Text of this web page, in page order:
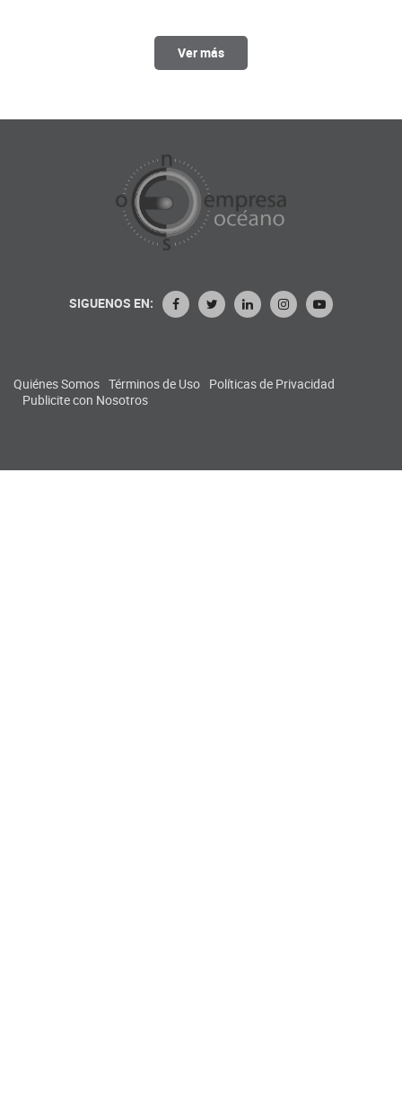
Ver más
SIGUENOS EN:
Quiénes Somos Términos de Uso Políticas de Privacidad
Publicite con Nosotros